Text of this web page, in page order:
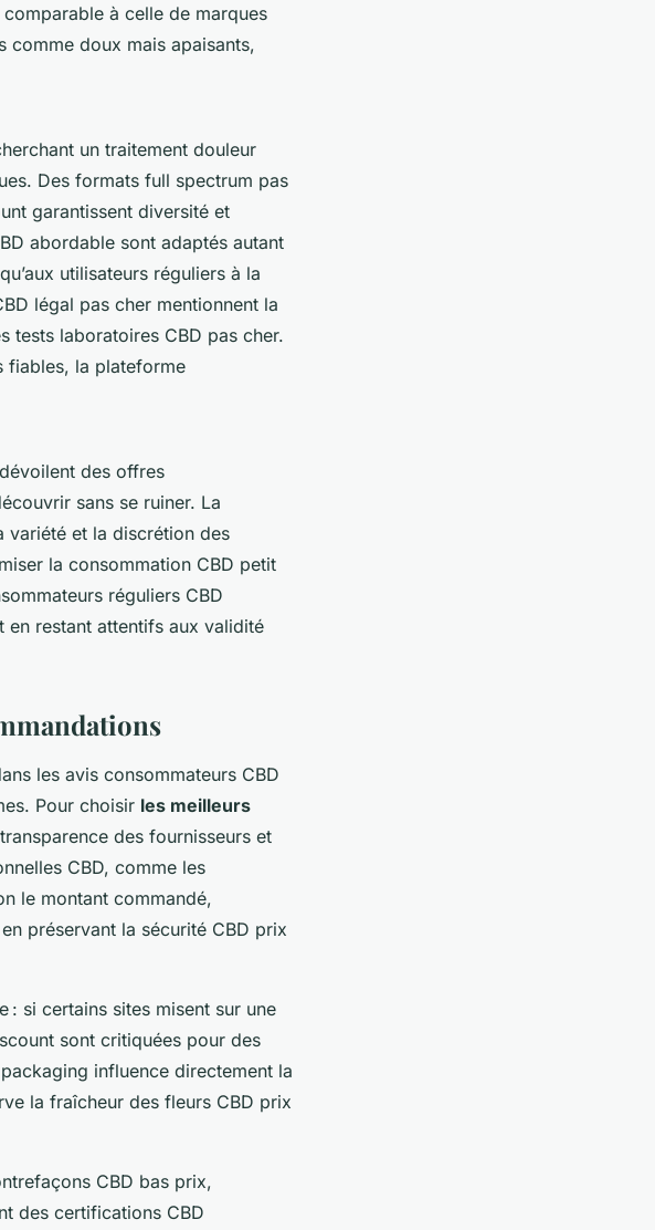
à celle de marques
comme doux mais apaisants,
un traitement douleur
Des formats full spectrum pas
garantissent diversité et
abordable sont adaptés autant
utilisateurs réguliers à la
légal pas cher mentionnent la
tests laboratoires CBD pas cher.
fiables, la plateforme
des offres
sans se ruiner. La
variété et la discrétion des
la consommation CBD petit
réguliers CBD
restant attentifs aux validité
les avis consommateurs CBD
Pour choisir les meilleurs
des fournisseurs et
CBD, comme les
le montant commandé,
préservant la sécurité CBD prix
: si certains sites misent sur une
sont critiquées pour des
influence directement la
la fraîcheur des fleurs CBD prix
CBD bas prix,
des certifications CBD